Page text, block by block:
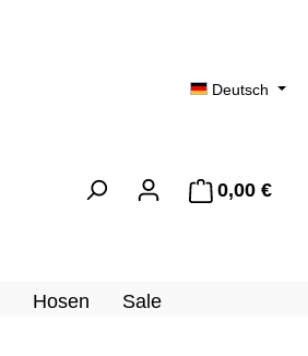
Deutsch
0,00 €
Hosen Sale